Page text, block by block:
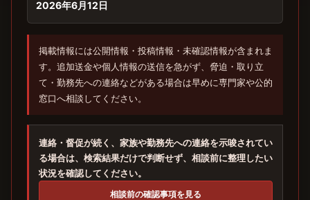
2026年6月12日
掲載情報には公開情報・投稿情報・未確認情報が含まれま
す。追加送金や個人情報の送信を急がず、脅迫・取り立
て・勤務先への連絡などがある場合は早めに専門家や公的
窓口へ相談してください。
連絡・督促が続く、家族や勤務先への連絡を示唆されてい
る場合は、検索結果だけで判断せず、相談前に整理したい
状況を確認してください。
相談前の確認事項を見る